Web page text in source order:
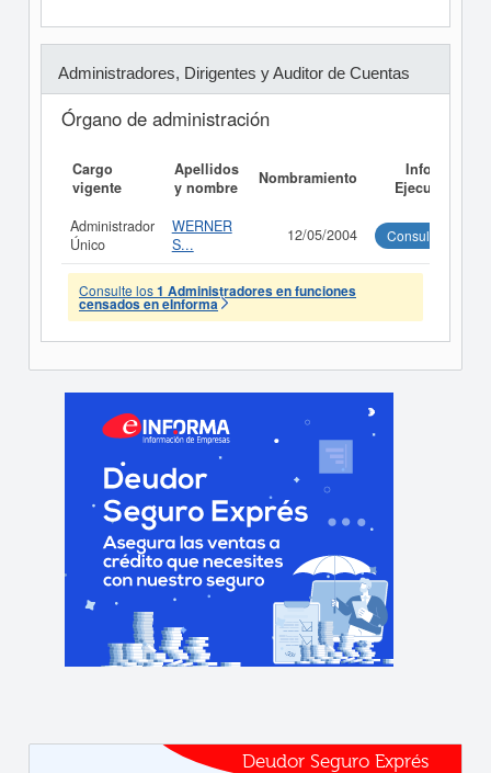
Administradores, Dirigentes y Auditor de Cuentas
Órgano de administración
Cargo
vigente
Apellidos
y nombre
Nombramiento
Informe
Ejecutivo
Administrador
Único
WERNER
S...
12/05/2004 Consultar
Consulte los1 Administradores en funciones
censados en eInforma
Deudor Seguro Exprés